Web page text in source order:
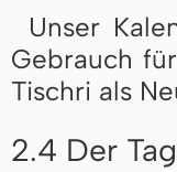
Unser
Ge­brauch
Tisch­ri als
2.4 Der